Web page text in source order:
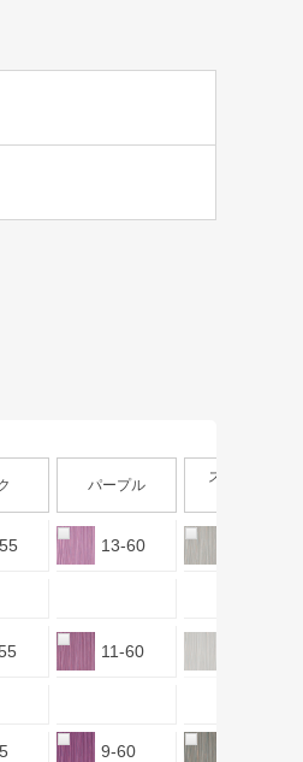
パープル
スモーキー
13-60
11-60
9-60